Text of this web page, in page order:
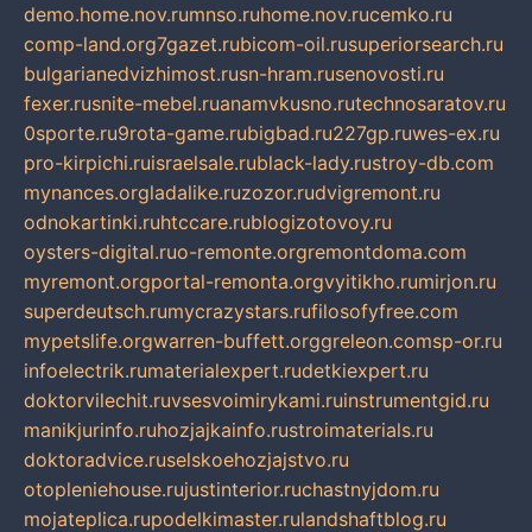
demo.home.nov.rumnso.ruhome.nov.rucemko.ru
comp-land.org7gazet.rubicom-oil.rusuperiorsearch.ru
bulgarianedvizhimost.rusn-hram.rusenovosti.ru
fexer.rusnite-mebel.ruanamvkusno.rutechnosaratov.ru
0sporte.ru9rota-game.rubigbad.ru227gp.ruwes-ex.ru
pro-kirpichi.ruisraelsale.rublack-lady.rustroy-db.com
mynances.orgladalike.ruzozor.rudvigremont.ru
odnokartinki.ruhtccare.rublogizotovoy.ru
oysters-digital.ruo-remonte.orgremontdoma.com
myremont.orgportal-remonta.orgvyitikho.rumirjon.ru
superdeutsch.rumycrazystars.rufilosofyfree.com
mypetslife.orgwarren-buffett.orggreleon.comsp-or.ru
infoelectrik.rumaterialexpert.rudetkiexpert.ru
doktorvilechit.ruvsesvoimirykami.ruinstrumentgid.ru
manikjurinfo.ruhozjajkainfo.rustroimaterials.ru
doktoradvice.ruselskoehozjajstvo.ru
otopleniehouse.rujustinterior.ruchastnyjdom.ru
mojateplica.rupodelkimaster.rulandshaftblog.ru